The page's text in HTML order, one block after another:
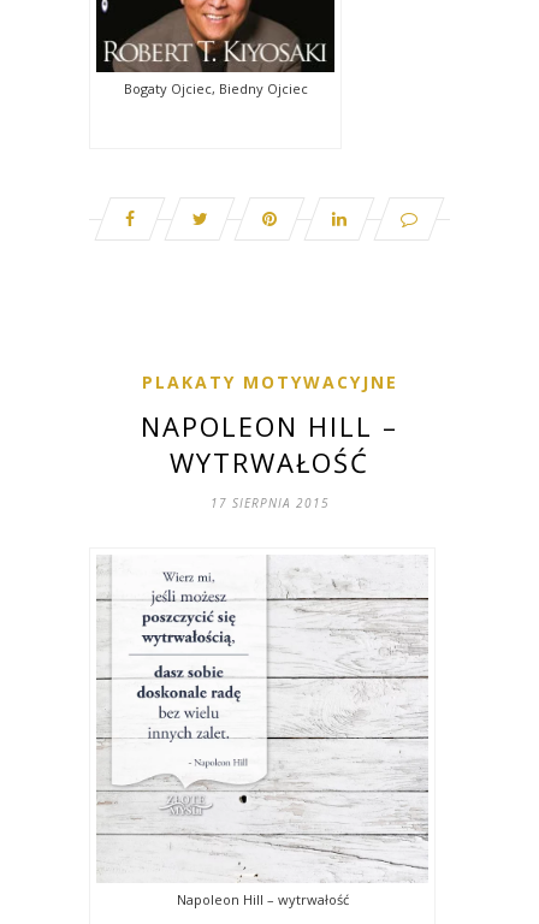
Bogaty Ojciec, Biedny Ojciec
PLAKATY MOTYWACYJNE
NAPOLEON HILL –
WYTRWAŁOŚĆ
17 SIERPNIA 2015
Napoleon Hill – wytrwałość